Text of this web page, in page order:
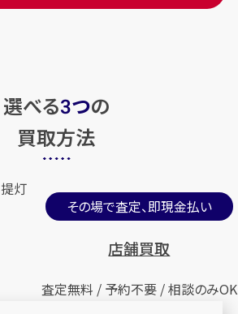
選べる3つの
買取方法
その場で査定、即現金払い
店舗買取
査定無料 / 予約不要 / 相談のみOK